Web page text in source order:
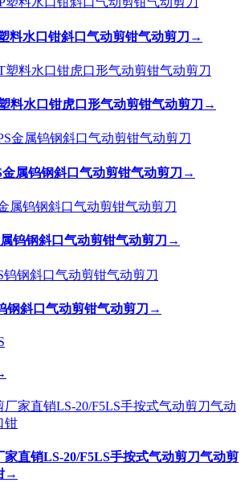
料水口钳斜口气动剪钳气动剪刀 →
料水口钳虎口形气动剪钳气动剪刀 →
金属钨钢斜口气动剪钳气动剪刀 →
钨钢斜口气动剪钳气动剪刀 →
钢斜口气动剪钳气动剪刀 →
家直销LS-20/F5LS手按式气动剪刀气动剪
→